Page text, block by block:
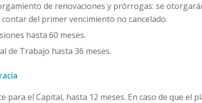
de renovaciones y prórrogas: se
contar del primer vencimiento no cancelado.
hasta 60 meses.
de Trabajo hasta 36 meses.
para el Capital, hasta 12 meses. En caso de que el